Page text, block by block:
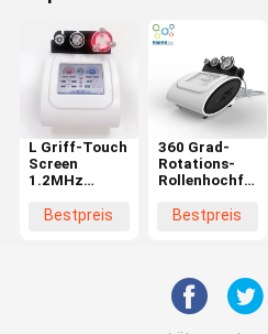
L Griff-Touch
Screen
1.2MHz
Maschinen-
Bestpreis
360 Grad-
Rotations-
Cellulite-
Bestpreis